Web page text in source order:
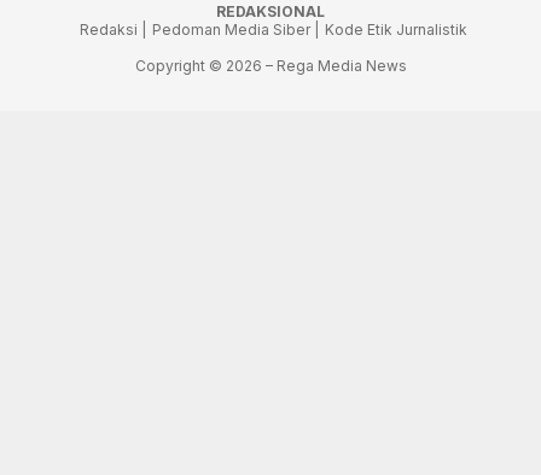
REDAKSIONAL
Redaksi |
Pedoman Media Siber |
Kode Etik Jurnalistik
Copyright © 2026 – Rega Media News